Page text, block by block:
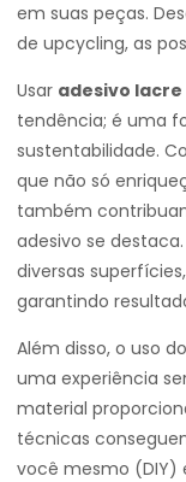
em suas peças.
de upcycling, as
Usar adesivo
tendência; é uma
sustentabilidade.
que não só
também
adesivo se
diversas
garantindo
Além disso, o uso do
uma experiência
material
técnicas
você mesmo (DIY)